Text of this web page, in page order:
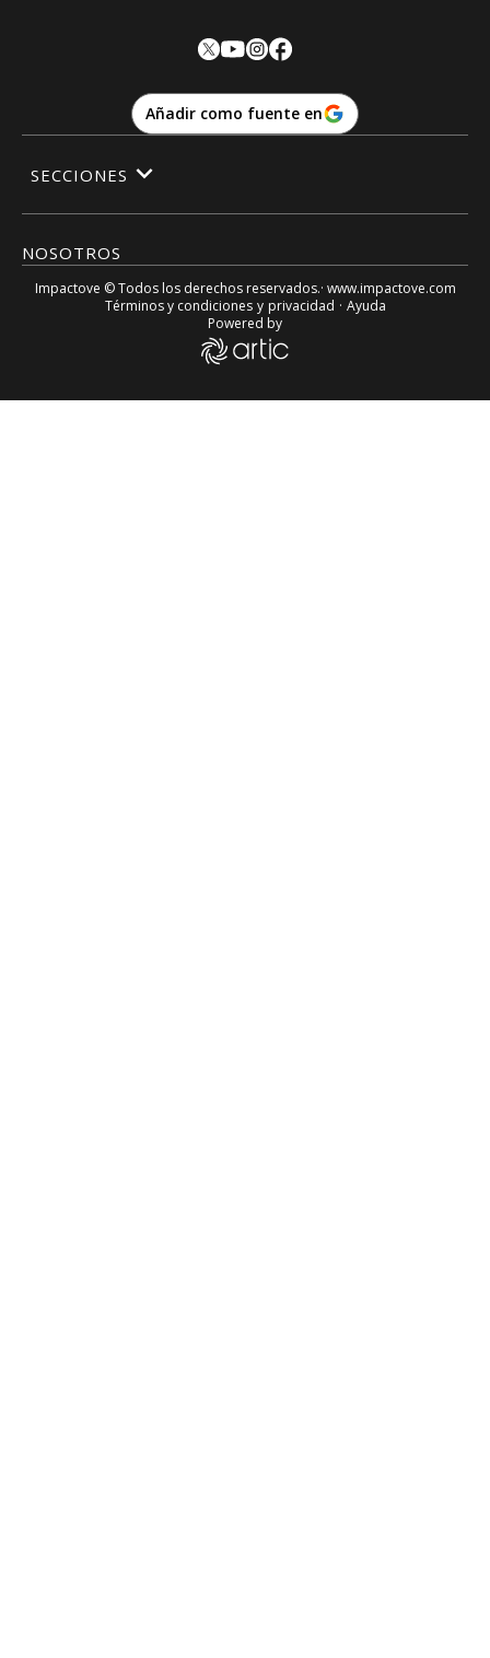
Añadir como fuente en
NOSOTROS
SECCIONES
Impactove © Todos los derechos reservados.· www.impactove.com
Términos y condiciones y privacidad · Ayuda
Powered by